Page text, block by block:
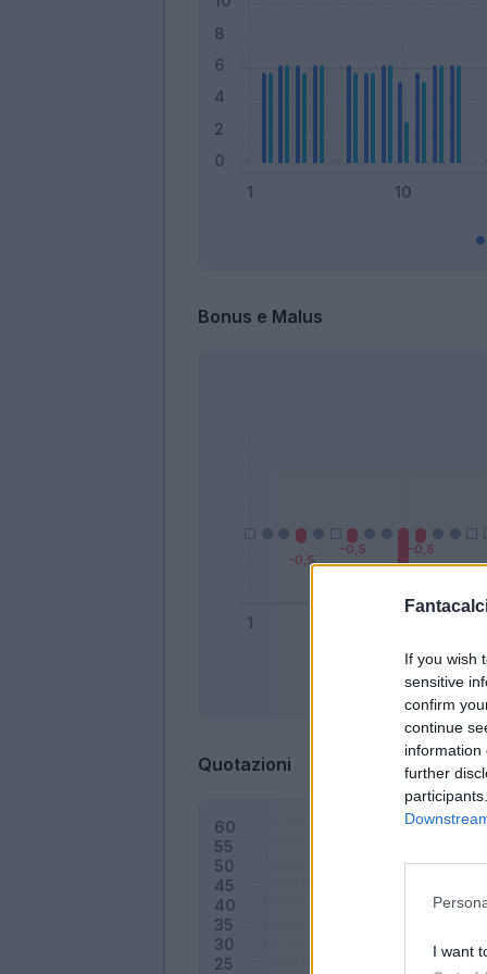
If you wish
sensitive
confirm
continue
information
further
I want
Bonus e Malus
Bonus
Quotazioni